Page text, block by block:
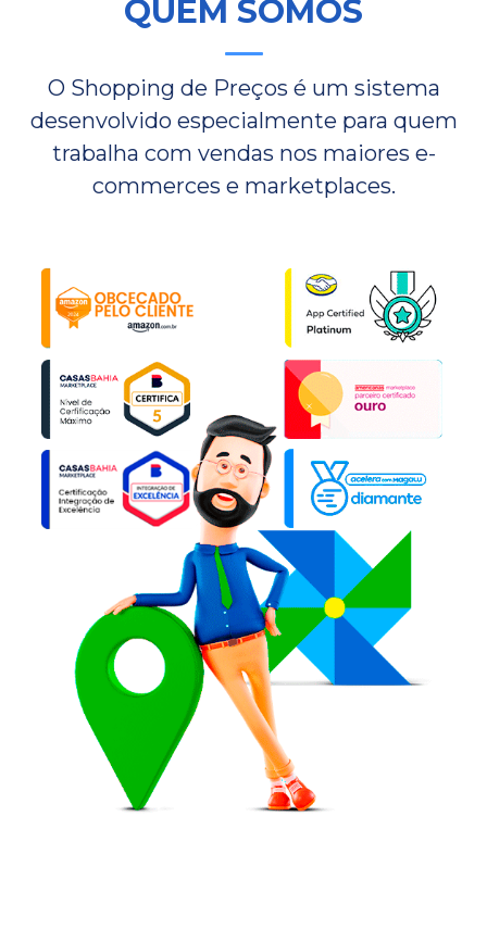
QUEM SOMOS
O Shopping de Preços é um sistema
desenvolvido especialmente para quem
trabalha com vendas nos maiores e-
commerces e marketplaces.